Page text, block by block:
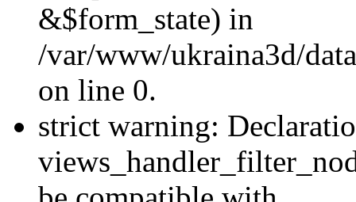
&$form_state) in
/var/www/ukraina3d/
on line 0.
strict warning: